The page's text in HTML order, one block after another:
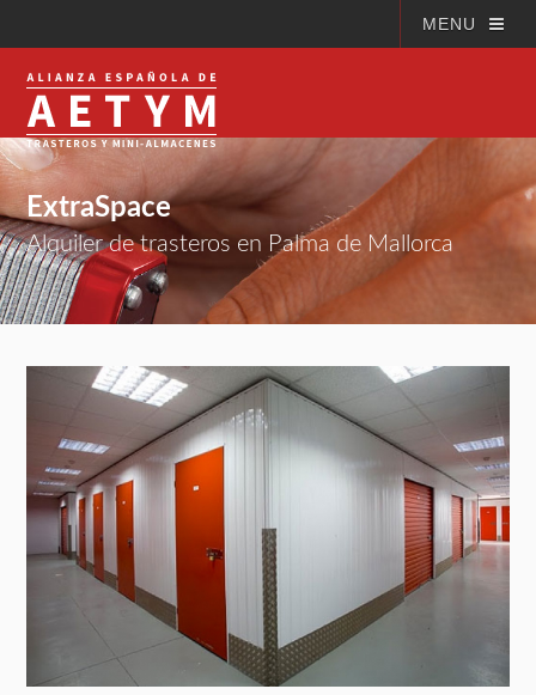
MENU
ExtraSpace
Alquiler de trasteros en Palma de Mallorca